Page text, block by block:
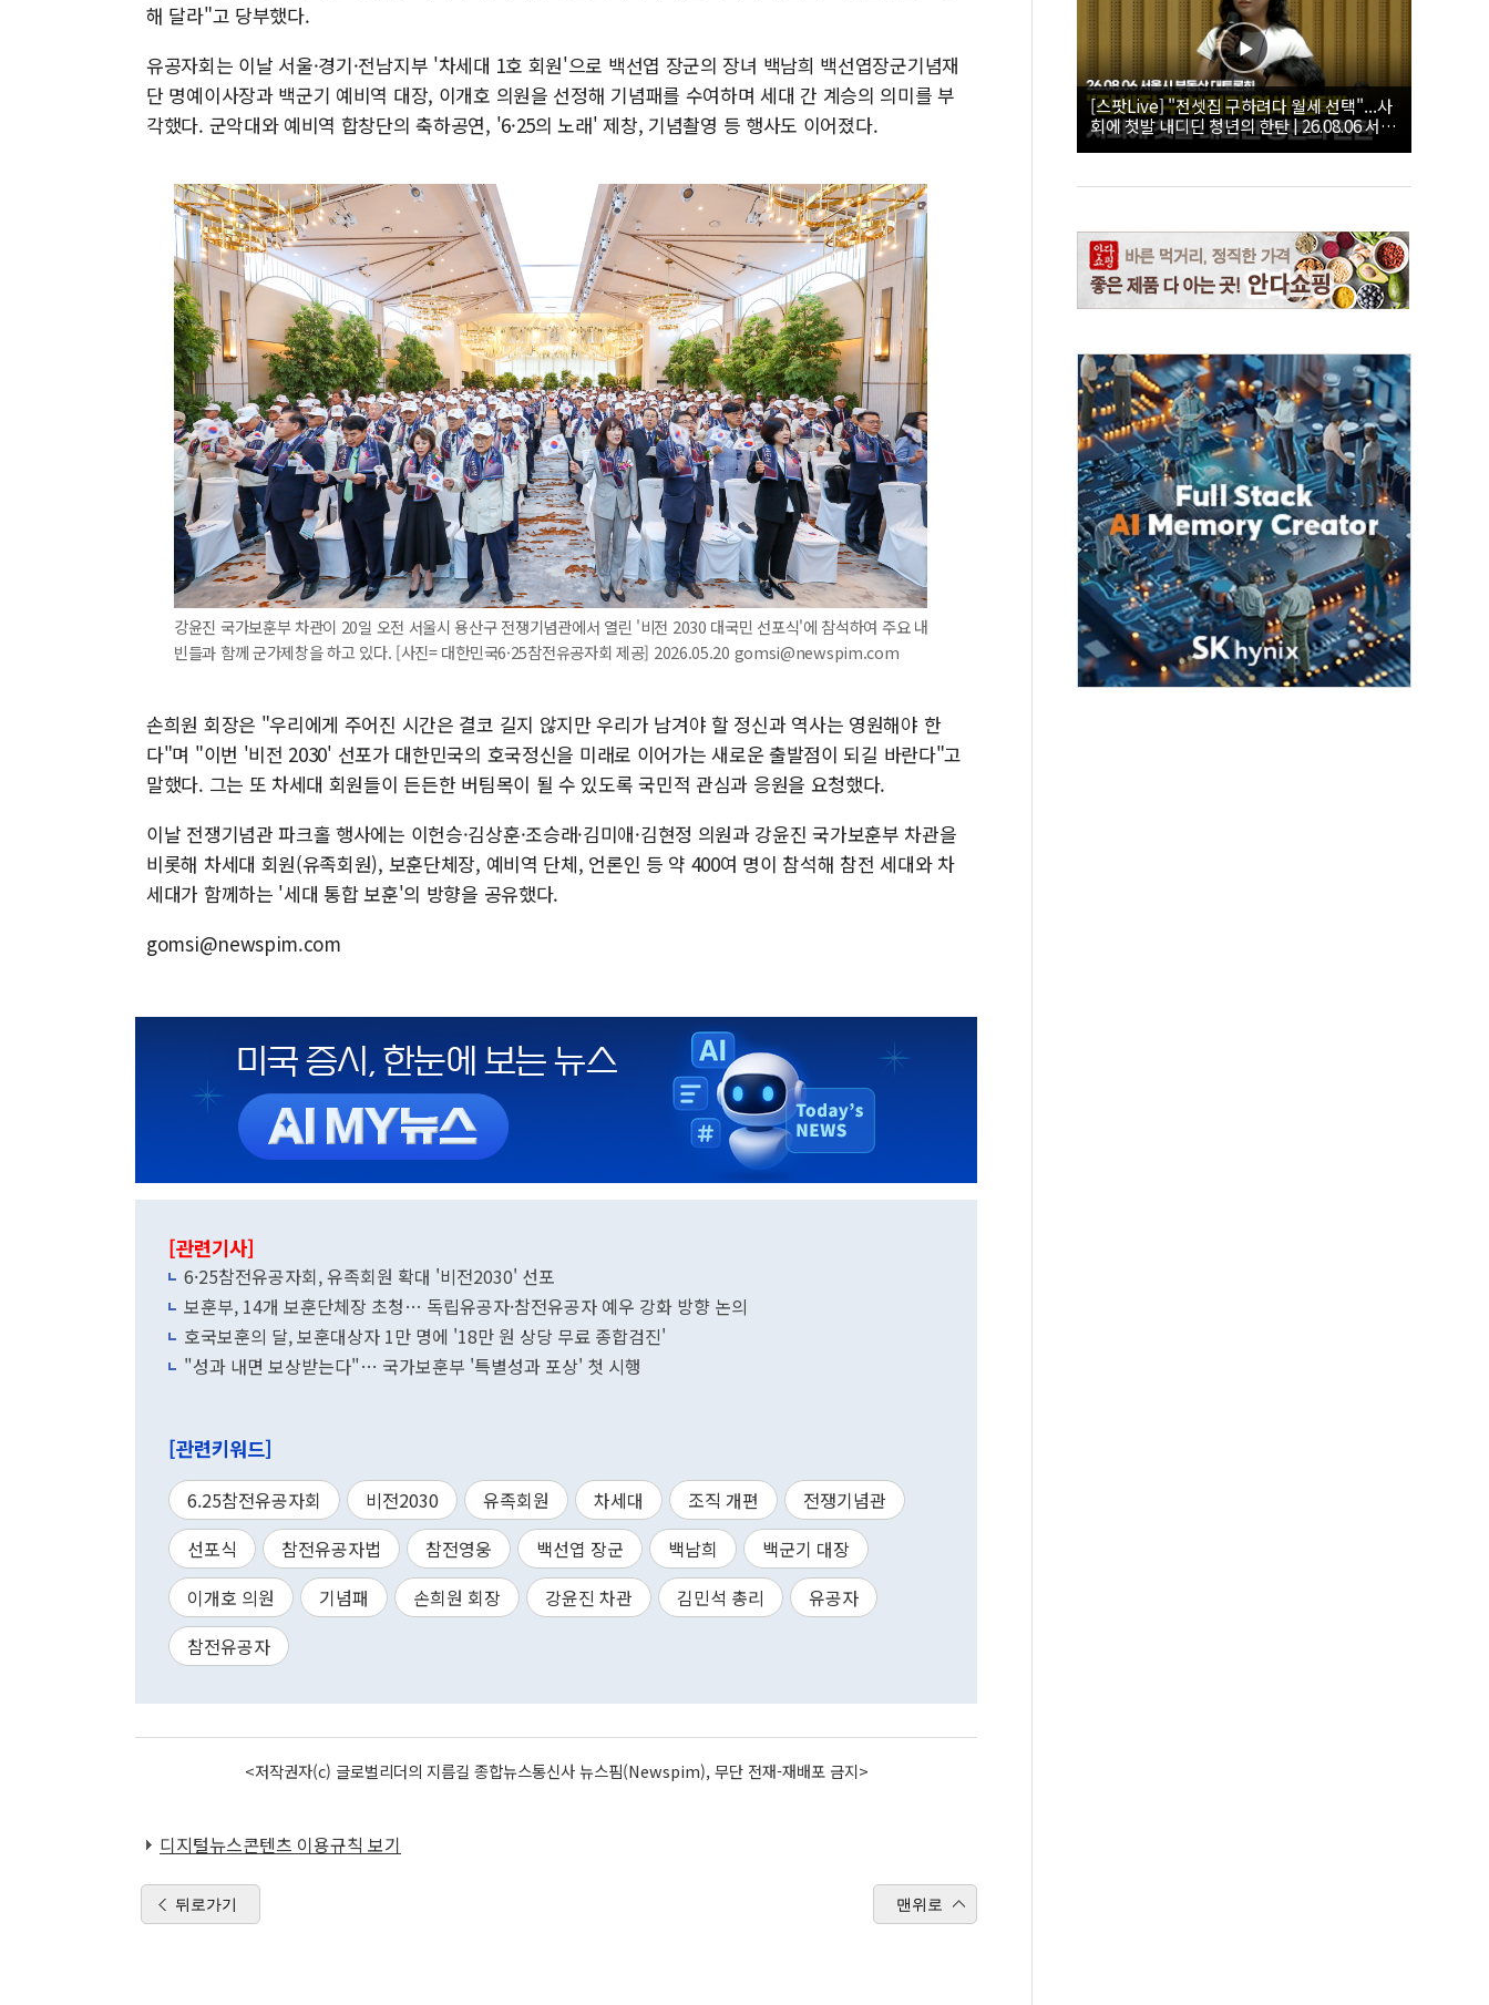
해 달라"고 당부했다.
유공자회는 이날 서울·경기·전남지부 '차세대 1호 회원'으로 백선엽 장군의 장녀 백남희 백선엽장군기념재
단 명예이사장과 백군기 예비역 대장, 이개호 의원을 선정해 기념패를 수여하며 세대 간 계승의 의미를 부
각했다. 군악대와 예비역 합창단의 축하공연, '6·25의 노래' 제창, 기념촬영 등 행사도 이어졌다.
강윤진 국가보훈부 차관이 20일 오전 서울시 용산구 전쟁기념관에서 열린 '비전 2030 대국민 선포식'에 참석하여 주요 내
빈들과 함께 군가제창을 하고 있다. [사진= 대한민국6·25참전유공자회 제공] 2026.05.20 gomsi@newspim.com
손희원 회장은 "우리에게 주어진 시간은 결코 길지 않지만 우리가 남겨야 할 정신과 역사는 영원해야 한
다"며 "이번 '비전 2030' 선포가 대한민국의 호국정신을 미래로 이어가는 새로운 출발점이 되길 바란다"고
말했다. 그는 또 차세대 회원들이 든든한 버팀목이 될 수 있도록 국민적 관심과 응원을 요청했다.
이날 전쟁기념관 파크홀 행사에는 이헌승·김상훈·조승래·김미애·김현정 의원과 강윤진 국가보훈부 차관을
비롯해 차세대 회원(유족회원), 보훈단체장, 예비역 단체, 언론인 등 약 400여 명이 참석해 참전 세대와 차
세대가 함께하는 '세대 통합 보훈'의 방향을 공유했다.
gomsi@newspim.com
[관련기사]
6·25참전유공자회, 유족회원 확대 '비전2030' 선포
보훈부, 14개 보훈단체장 초청… 독립유공자·참전유공자 예우 강화 방향 논의
호국보훈의 달, 보훈대상자 1만 명에 '18만 원 상당 무료 종합검진'
"성과 내면 보상받는다"… 국가보훈부 '특별성과 포상' 첫 시행
[관련키워드]
6.25참전유공자회 비전2030 유족회원 차세대 조직 개편
전쟁기념관
선포식
참전유공자법 참전영웅 백선엽 장군 백남희
백군기 대장
이개호 의원
기념패 손희원 회장 강윤진 차관 김민석 총리
유공자
참전유공자
<저작권자(c) 글로벌리더의 지름길 종합뉴스통신사 뉴스핌(Newspim), 무단 전재-재배포 금지>
디지털뉴스콘텐츠 이용규칙 보기
뒤로가기 맨위로
[스팟Live] "전셋집 구하려다 월세 선택"...사
회에 첫발 내디딘 청년의 한탄 | 26.08.06 서울
시 부동산 대토론회